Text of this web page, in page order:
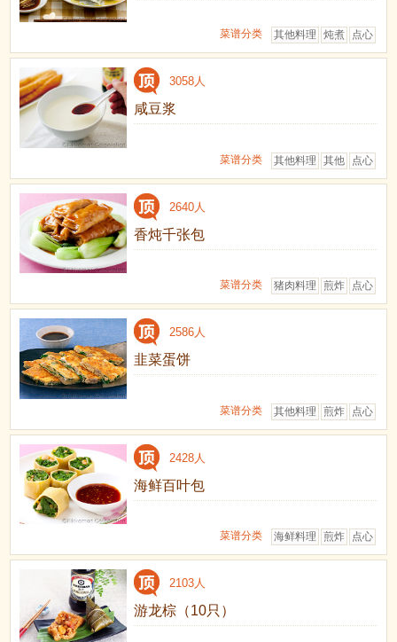
点心
炖煮
其他料理
菜谱分类
3058人
咸豆浆
点心
其他
其他料理
菜谱分类
2640人
香炖千张包
点心
煎炸
猪肉料理
菜谱分类
2586人
韭菜蛋饼
点心
煎炸
其他料理
菜谱分类
2428人
海鲜百叶包
点心
煎炸
海鲜料理
菜谱分类
2103人
游龙棕（10只）